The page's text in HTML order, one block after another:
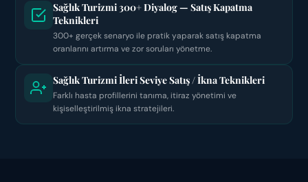
Sağlık Turizmi 300+ Diyalog — Satış Kapatma
Teknikleri
300+ gerçek senaryo ile pratik yaparak satış kapatma
oranlarını artırma ve zor soruları yönetme.
Sağlık Turizmi İleri Seviye Satış / İkna Teknikleri
Farklı hasta profillerini tanıma, itiraz yönetimi ve
kişiselleştirilmiş ikna stratejileri.